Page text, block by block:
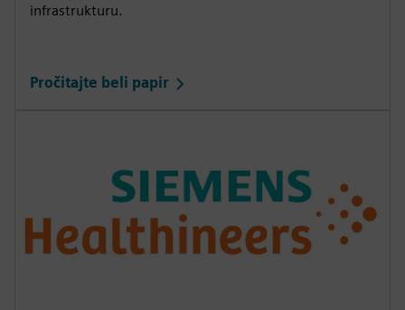
infrastrukturu.
Pročitajte beli papir